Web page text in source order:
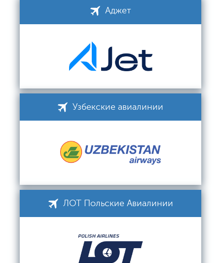
Аджет
Узбекские авиалинии
ЛОТ Польские Авиалинии